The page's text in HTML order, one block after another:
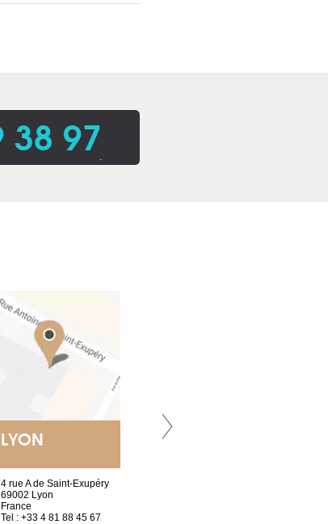
38 97.
LYON
4 rue A de Saint-Exupéry
69002 Lyon
France
Tel : +33 4 81 88 45 67